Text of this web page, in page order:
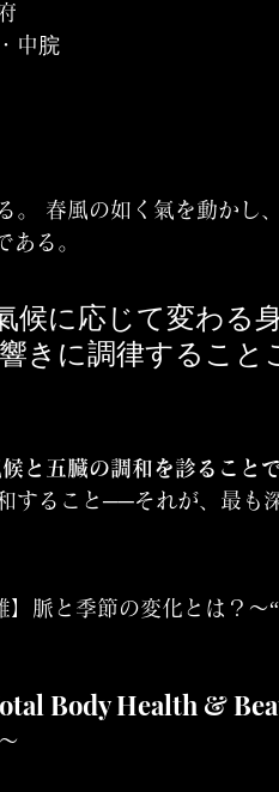
中脘
。 春風の如く氣を動かし
ある。
候に応じて変わる
きに調律すること
と五臓の調和を診ること
すること──それが、最も
脈と季節の変化とは？〜
Body Health &